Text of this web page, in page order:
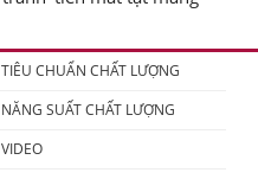
TIÊU CHUẨN CHẤT LƯỢNG
NĂNG SUẤT CHẤT LƯỢNG
VIDEO